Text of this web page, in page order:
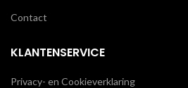
Contact
KLANTENSERVICE
Privacy- en Cookieverklaring